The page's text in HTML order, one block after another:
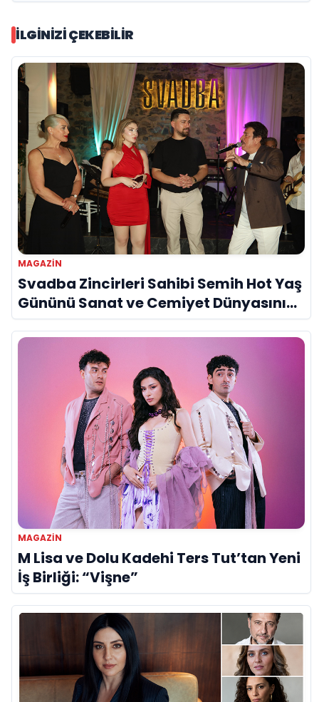
İLGINIZI ÇEKEBILIR
MAGAZIN
Svadba Zincirleri Sahibi Semih Hot Yaş
Gününü Sanat ve Cemiyet Dünyasının
Ünlü İsimleriyle Kutladı!
MAGAZIN
M Lisa ve Dolu Kadehi Ters Tut’tan Yeni
İş Birliği: “Vişne”